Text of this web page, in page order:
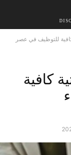
كافية للتوظيف في عصر
كافية